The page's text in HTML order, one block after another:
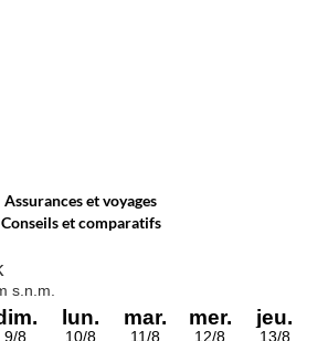
Assurances et voyages
Conseils et comparatifs